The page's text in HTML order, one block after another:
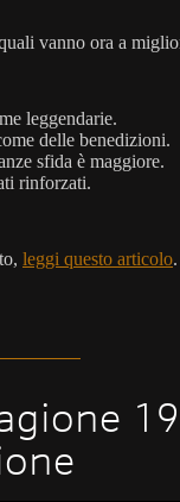
vanno ora a
leggendarie.
delle benedizioni.
sfida è maggiore.
rinforzati.
leggi questo articolo.